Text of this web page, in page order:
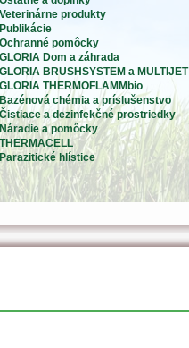
Veterinárne produkty
Publikácie
Ochranné pomôcky
GLORIA Dom a záhrada
GLORIA BRUSHSYSTEM a MULTIJET
GLORIA THERMOFLAMMbio
Bazénová chémia a príslušenstvo
Čistiace a dezinfekčné prostriedky
Náradie a pomôcky
THERMACELL
Parazitické hlístice